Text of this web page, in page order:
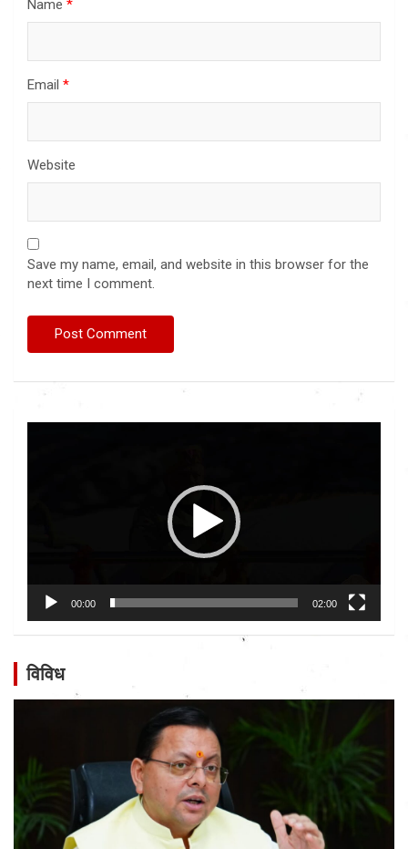
Name *
Email *
Website
Save my name, email, and website in this browser for the
next time I comment.
00:00 02:00
विविध